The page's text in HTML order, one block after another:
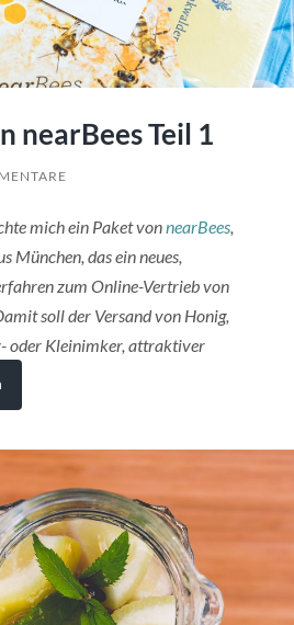
nearBees Teil 1
mich ein Paket vonnearBees,
München, das ein neues,
zum Online-Vertrieb von
soll der Versand von Honig,
oder Kleinimker, attraktiver